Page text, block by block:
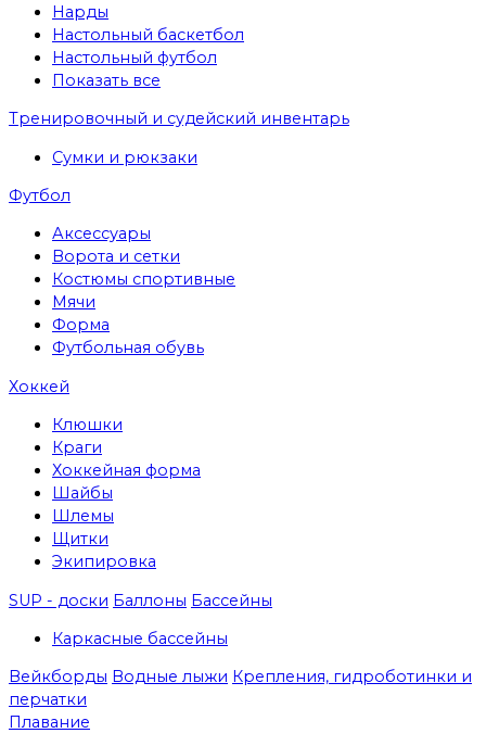
Нарды
Настольный баскетбол
Настольный футбол
Показать все
Тренировочный и судейский инвентарь
Сумки и рюкзаки
Футбол
Аксессуары
Ворота и сетки
Костюмы спортивные
Мячи
Форма
Футбольная обувь
Хоккей
Клюшки
Краги
Хоккейная форма
Шайбы
Шлемы
Щитки
Экипировка
SUP - доски Баллоны Бассейны
Каркасные бассейны
Вейкборды Водные лыжи Крепления, гидроботинки и
перчатки
Плавание